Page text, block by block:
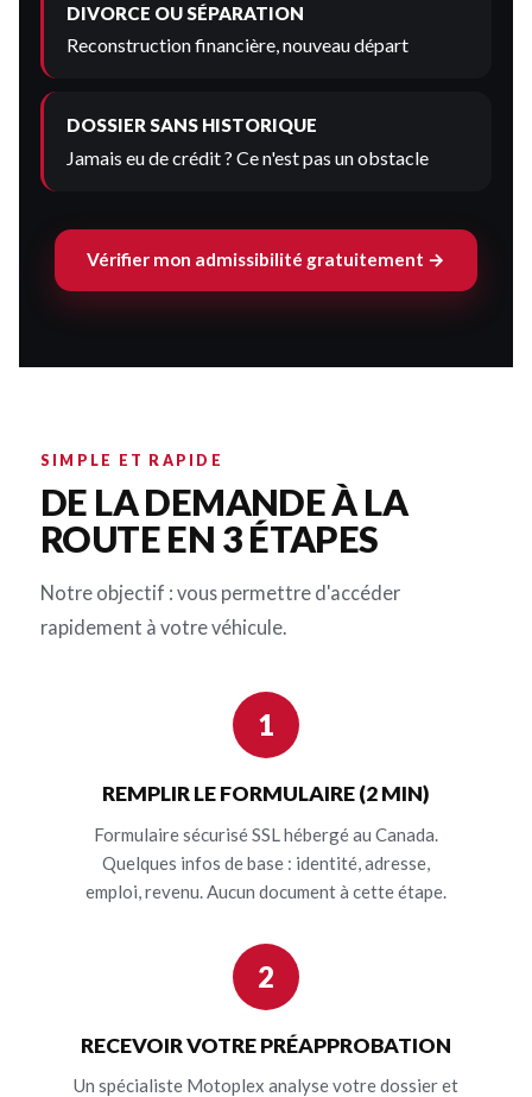
DIVORCE OU SÉPARATION
Reconstruction financière, nouveau départ
DOSSIER SANS HISTORIQUE
Jamais eu de crédit ? Ce n'est pas un obstacle
Vérifier mon admissibilité gratuitement →
SIMPLE ET RAPIDE
DE LA DEMANDE À LA
ROUTE EN 3 ÉTAPES
Notre objectif : vous permettre d'accéder
rapidement à votre véhicule.
1
REMPLIR LE FORMULAIRE (2 MIN)
Formulaire sécurisé SSL hébergé au Canada.
Quelques infos de base : identité, adresse,
emploi, revenu. Aucun document à cette étape.
2
RECEVOIR VOTRE PRÉAPPROBATION
Un spécialiste Motoplex analyse votre dossier et